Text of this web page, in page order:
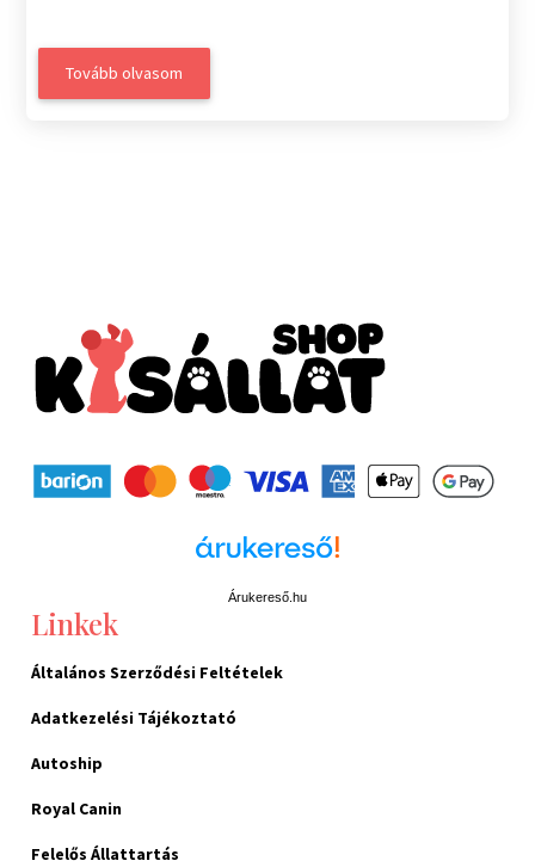
Tovább olvasom
Árukereső.hu
Linkek
Általános Szerződési Feltételek
Adatkezelési Tájékoztató
Autoship
Royal Canin
Felelős Állattartás